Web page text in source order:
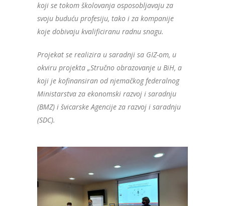
koji se tokom školovanja osposobljavaju za
svoju buduću profesiju, tako i za kompanije
koje dobivaju kvalificiranu radnu snagu.
Projekat se realizira u saradnji sa GIZ-om, u
okviru projekta „Stručno obrazovanje u BiH, a
koji je kofinansiran od njemačkog federalnog
Ministarstva za ekonomski razvoj i saradnju
(BMZ) i švicarske Agencije za razvoj i saradnju
(SDC).